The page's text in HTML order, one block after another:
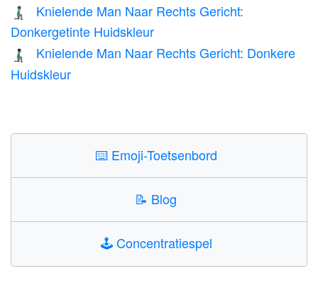
🧎🏾‍♂️‍➡️
Knielende Man Naar Rechts Gericht:
Donkergetinte Huidskleur
🧎🏿‍♂️‍➡️
Knielende Man Naar Rechts Gericht: Donkere
Huidskleur
⌨️ Emoji-Toetsenbord
📝 Blog
🕹️Concentratiespel